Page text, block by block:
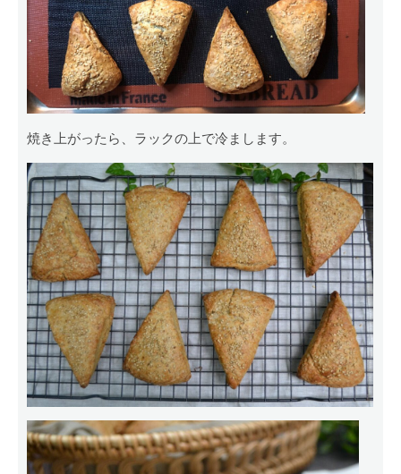
焼き上がったら、ラックの上で冷まします。